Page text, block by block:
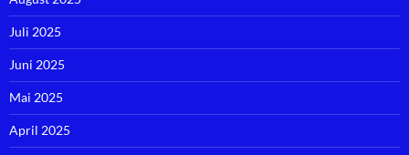
Juli 2025
Juni 2025
Mai 2025
April 2025